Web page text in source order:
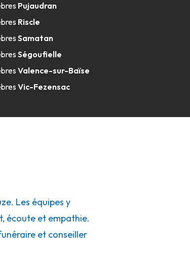
Pujaudran
Riscle
Samatan
Ségoufielle
Valence-sur-Baïse
Vic-Fezensac
Les équipes y
écoute et empathie.
et conseiller